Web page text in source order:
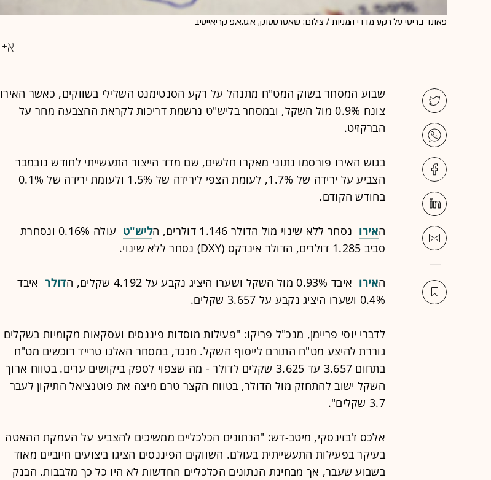
פאונד בריטי על רקע מדדי המניות / צילום: שאטרסטוק, א.ס.א.פ קריאייטיב
שבוע המסחר בשוק המט"ח מתנהל על רקע הסנטימנט השלילי בשווקים, כאשר האירו
צונח 0.9% מול השקל, ובמסחר בליש"ט נרשמת דריכות לקראת ההצבעה מחר על
הברקזיט.
בגוש האירו פורסמו נתוני מאקרו חלשים, שם מדד הייצור התעשייתי לחודש נובמבר
הצביע על ירידה של 1.7%, לעומת הצפי לירידה של 1.5% ולעומת ירידה של 0.1%
בחודש הקודם.
האירו נסחר ללא שינוי מול הדולר 1.146 דולרים, ה ליש"ט
עולה 0.16% ונסחרת
סביב 1.285 דולרים, הדולר אינדקס (DXY) נסחר ללא שינוי.
האירו איבד 0.93% מול השקל ושערו היציג נקבע על 4.192 שקלים, ה דולר איבד
0.4% ושערו היציג נקבע על 3.657 שקלים.
לדברי יוסי פריימן, מנכ"ל פריקו: "פעילות מוסדות פיננסים ועסקאות מקומיות בשקלים
גוררת להיצע מט"ח התורם לייסוף השקל. מנגד, במסחר האלגו טרייד רוכשים מט"ח
בתחום 3.657 עד 3.625 שקלים לדולר - מה שצפוי לספק ביקושים ערים. בטווח ארוך
השקל ישוב להתחזק מול הדולר, בטווח הקצר טרם מיצה את פוטנציאל התיקון לעבר
3.7 שקלים".
אלכס ז'בזינסקי, מיטב-דש: "הנתונים הכלכליים ממשיכים להצביע על העמקת ההאטה
בעיקר בפעילות התעשייתית בעולם. השווקים הפיננסים הציגו ביצועים חיוביים מאוד
בשבוע שעבר, אך מבחינת הנתונים הכלכליים החדשות לא היו כל כך מלבבות. הבנק